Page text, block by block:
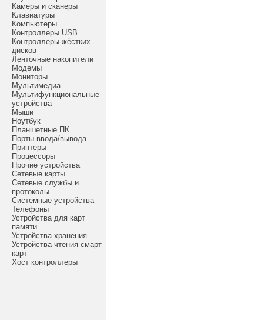
Камеры и сканеры
Клавиатуры
Компьютеры
Контроллеры USB
Контроллеры жёстких
дисков
Ленточные накопители
Модемы
Мониторы
Мультимедиа
Мультифункциональные
устройства
Мыши
Ноутбук
Планшетные ПК
Порты ввода/вывода
Принтеры
Процессоры
Прочие устройства
Сетевые карты
Сетевые службы и
протоколы
Системные устройства
Телефоны
Устройства для карт
памяти
Устройства хранения
Устройства чтения смарт-
карт
Хост контроллеры